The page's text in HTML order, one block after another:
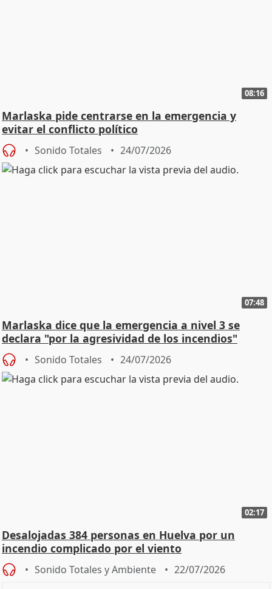
08:16
Marlaska pide centrarse en la emergencia y
evitar el conflicto político
Sonido Totales 24/07/2026
07:48
Marlaska dice que la emergencia a nivel 3 se
declara "por la agresividad de los incendios"
Sonido Totales 24/07/2026
02:17
Desalojadas 384 personas en Huelva por un
incendio complicado por el viento
Sonido Totales y Ambiente 22/07/2026